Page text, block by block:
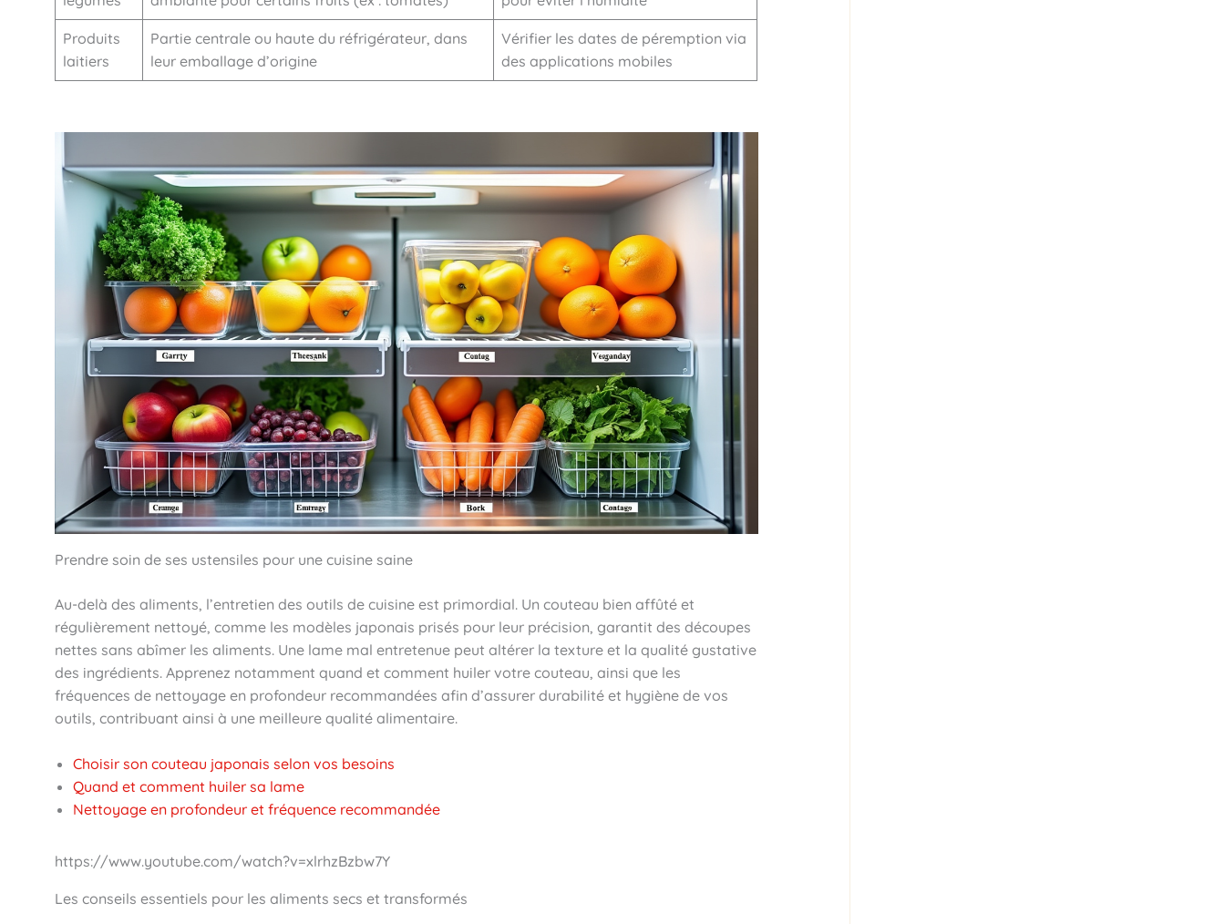
Produits
laitiers
Partie centrale ou haute du réfrigérateur, dans
leur emballage d’origine
Vérifier les dates de péremption via
des applications mobiles
Prendre soin de ses ustensiles pour une cuisine saine
Au-delà des aliments, l’entretien des outils de cuisine est primordial. Un couteau bien affûté et
régulièrement nettoyé, comme les modèles japonais prisés pour leur précision, garantit des découpes
nettes sans abîmer les aliments. Une lame mal entretenue peut altérer la texture et la qualité gustative
des ingrédients. Apprenez notamment quand et comment huiler votre couteau, ainsi que les
fréquences de nettoyage en profondeur recommandées afin d’assurer durabilité et hygiène de vos
outils, contribuant ainsi à une meilleure qualité alimentaire.
Choisir son couteau japonais selon vos besoins
Quand et comment huiler sa lame
Nettoyage en profondeur et fréquence recommandée
https://www.youtube.com/watch?v=xlrhzBzbw7Y
Les conseils essentiels pour les aliments secs et transformés